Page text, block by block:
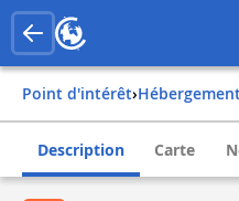
Point d'intérêt›
Description Carte